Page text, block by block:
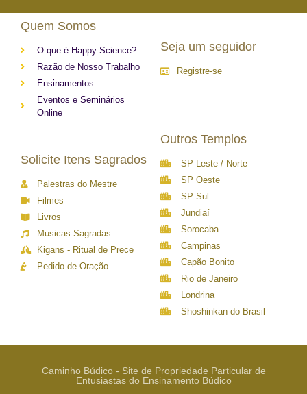
Quem Somos
O que é Happy Science?
Razão de Nosso Trabalho
Ensinamentos
Eventos e Seminários
Online
Seja um seguidor
Registre-se
Solicite Itens Sagrados
Palestras do Mestre
Filmes
Livros
Musicas Sagradas
Kigans - Ritual de Prece
Pedido de Oração
Outros Templos
SP Leste / Norte
SP Oeste
SP Sul
Jundiaí
Sorocaba
Campinas
Capão Bonito
Rio de Janeiro
Londrina
Shoshinkan do Brasil
Caminho Búdico - Site de Propriedade Particular de
Entusiastas do Ensinamento Búdico